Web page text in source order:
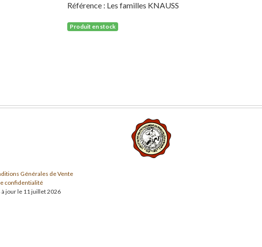
Référence : Les familles KNAUSS
Produit en stock
Générales de Vente
confidentialité
à jour le 11 juillet 2026